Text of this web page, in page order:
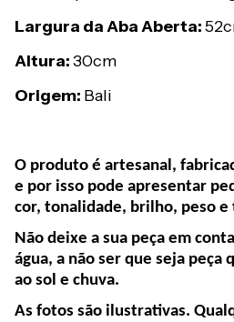
Largura da Aba Aberta:
Altura:30cm
Origem: Bali
O produto é artesanal,
e por isso pode apresentar
cor, tonalidade, brilho, peso e
Não deixe a sua peça em
água, a não ser que seja peça
ao sol e chuva.
As fotos são ilustrativas.